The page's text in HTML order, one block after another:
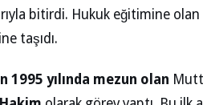
bitirdi. Hukuk eğitimine
taşıdı.
yılında mezun olan